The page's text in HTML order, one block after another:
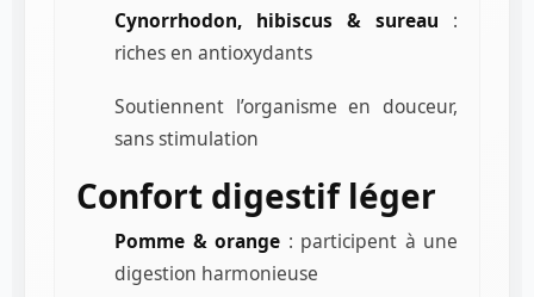
Cynorrhodon, hibiscus & sureau :
riches en antioxydants
Soutiennent l’organisme en douceur,
sans stimulation
Confort digestif léger
Pomme & orange : participent à une
digestion harmonieuse